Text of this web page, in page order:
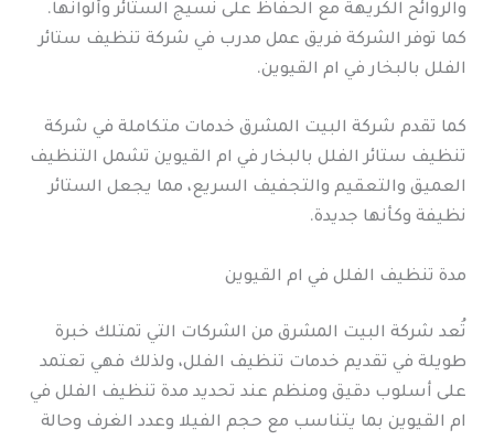
والروائح الكريهة مع الحفاظ على نسيج الستائر وألوانها.
كما توفر الشركة فريق عمل مدرب في شركة تنظيف ستائر
الفلل بالبخار في ام القيوين.
كما تقدم شركة البيت المشرق خدمات متكاملة في شركة
تنظيف ستائر الفلل بالبخار في ام القيوين تشمل التنظيف
العميق والتعقيم والتجفيف السريع، مما يجعل الستائر
نظيفة وكأنها جديدة.
مدة تنظيف الفلل في ام القيوين
تُعد شركة البيت المشرق من الشركات التي تمتلك خبرة
طويلة في تقديم خدمات تنظيف الفلل، ولذلك فهي تعتمد
على أسلوب دقيق ومنظم عند تحديد مدة تنظيف الفلل في
ام القيوين بما يتناسب مع حجم الفيلا وعدد الغرف وحالة